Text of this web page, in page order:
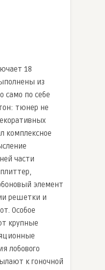
18
из
само по себе
тюнер не
комплексное
части
элемент
решетки и
Особое
крупные
лобового
к гоночной